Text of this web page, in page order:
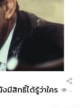
มีสิทธิ์ได้รู้ว่าใคร
...